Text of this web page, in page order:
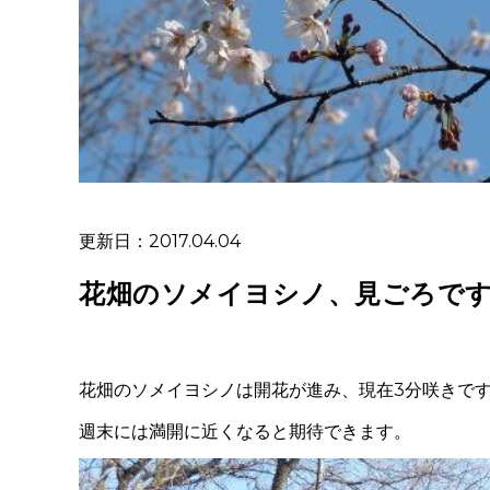
更新日：2017.04.04
花畑のソメイヨシノ、見ごろで
花畑のソメイヨシノは開花が進み、現在3分咲きで
週末には満開に近くなると期待できます。